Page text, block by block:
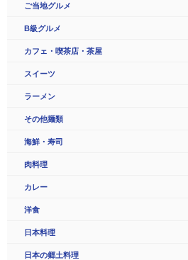
ご当地グルメ
B級グルメ
カフェ・喫茶店・茶屋
スイーツ
ラーメン
その他麺類
海鮮・寿司
肉料理
カレー
洋食
日本料理
日本の郷土料理